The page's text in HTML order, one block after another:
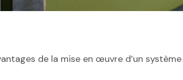
de la mise en œuvre d’un